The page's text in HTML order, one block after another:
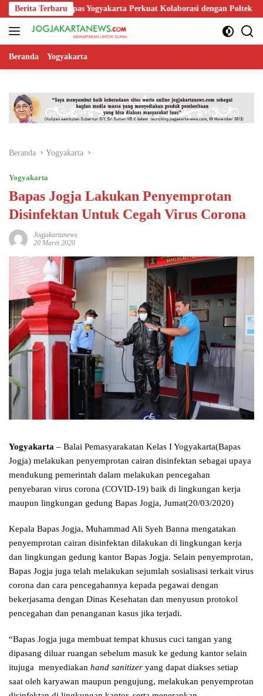
Langsung
ke
konten
Berita Terbaru
Bapas Yogyakarta Perkuat Kolaborasi dengan Poltek Imipas,
Beranda Yogyakarta
Beranda Yogyakarta
Yogyakarta
Bapas Jogja Lakukan Penyemprotan
Disinfektan Untuk Cegah Virus Corona
Jogjakartanews
20 Maret 2020
Yogyakarta – Balai Pemasyarakatan Kelas I Yogyakarta(Bapas
Jogja) melakukan penyemprotan cairan disinfektan sebagai upaya
mendukung pemerintah dalam melakukan pencegahan
penyebaran virus corona (COVID-19) baik di lingkungan kerja
maupun lingkungan gedung Bapas Jogja, Jumat(20/03/2020)
Kepala Bapas Jogja, Muhammad Ali Syeh Banna mengatakan
penyemprotan cairan disinfektan dilakukan di lingkungan kerja
dan lingkungan gedung kantor Bapas Jogja. Selain penyemprotan,
Bapas Jogja juga telah melakukan sejumlah sosialisasi terkait virus
corona dan cara pencegahannya kepada pegawai dengan
bekerjasama dengan Dinas Kesehatan dan menyusun protokol
pencegahan dan penanganan kasus jika terjadi.
“Bapas Jogja juga membuat tempat khusus cuci tangan yang
dipasang diluar ruangan sebelum masuk ke gedung kantor selain
itujuga menyediakan hand sanitizer yang dapat diakses setiap
saat oleh karyawan maupun pengujung, melakukan penyemprotan